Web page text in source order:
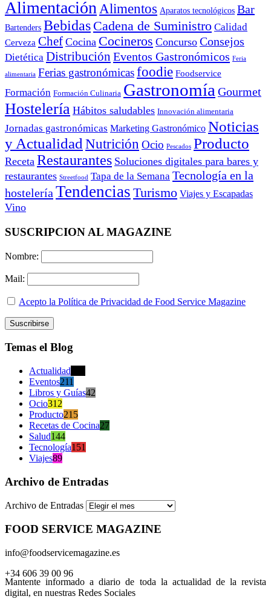
AlimentaciónAlimentos Aparatos tecnológicos Bar
Bartenders Bebidas Cadena de Suministro Calidad
Cerveza Chef Cocina Cocineros Concurso Consejos
Dietética Distribución Eventos Gastronómicos Feria
alimentaria Ferias gastronómicasfoodie Foodservice
Formación Formación Culinaria Gastronomía Gourmet
Hostelería Hábitos saludables Innovación alimentaria
Jornadas gastronómicas Marketing Gastronómico Noticias
y Actualidad Nutrición Ocio Pescados Producto
Receta Restaurantes Soluciones digitales para bares y
restaurantes Streetfood Tapa de la Semana Tecnología en la
hostelería Tendencias Turismo Viajes y Escapadas
Vino
SUSCRIPCION AL MAGAZINE
Nombre:
Mail:
Acepto la Política de Privacidad de Food Service Magazine
Temas el Blog
Actualidad
Eventos211
Libros y Guías42
Ocio312
Producto215
Recetas de Cocina27
Salud144
Tecnología151
Viajes89
Archivo de Entradas
Archivo de Entradas
FOOD SERVICE MAGAZINE
info@foodservicemagazine.es
+34 606 39 00 96
Mantente informado a diario de toda la actualidad de la revista
digital, en nuestras Redes Sociales